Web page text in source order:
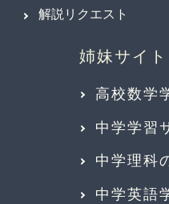
解説リクエスト
高校数学
中学学習
中学理科
中学英語